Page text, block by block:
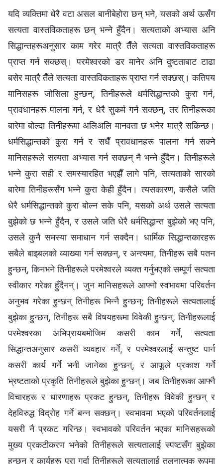
यदि व्यक्तिमा धेरै वटा असल बानीबेहोरा छन् भने, यसको अर्थ ऊसँग
सत्यता वास्तविकताहरू छन् भन्‍ने हुँदैन। सत्यताको अभ्यास अनि
सिद्धान्तहरूअनुसार काम गरेर मात्रै तैँले सत्यता वास्तविकताहरू
प्राप्त गर्न सक्छस्। परमेश्‍वरको डर मानेर अनि दुष्टताबाट टाढा
बसेर मात्रै तैँले सत्यता वास्तविकताहरू प्राप्त गर्न सक्छस्। कतिपय
मानिसहरू जोसिला हुन्छन्, तिनीहरूले धर्मसिद्धान्तको कुरा गर्न,
प्रावधानहरू पालना गर्न, र धेरै सुकर्म गर्न सक्छन्, तर तिनीहरूका
बारेमा बोल्दा तिनीहरूमा अलिअलि मानवता छ भनेर मात्रै सकिन्छ।
धर्मसिद्धान्तको कुरा गर्न र सधैँ प्रावधानहरू पालना गर्न सक्‍ने
मानिसहरूले सत्यता अभ्यास गर्न सक्छन् नै भन्‍ने हुँदैन। तिनीहरूले
भन्‍ने कुरा सही र समस्यारहित भएझैँ लागे पनि, सत्यताको सारको
बारेमा तिनीहरूसँग भन्‍ने कुरा केही हुँदैन। त्यसकारण, कसैले जति
धेरै धर्मसिद्धान्तको कुरा बोल्‍न सके पनि, यसको अर्थ उसले सत्यता
बुझेको छ भन्‍ने हुँदैन, र उसले जति धेरै धर्मसिद्धान्त बुझेको भए पनि,
उसले कुनै समस्या समाधान गर्न सक्दैन। धार्मिक सिद्धान्तकारहरू
सबैले बाइबलको व्याख्या गर्न सक्छन्, र अन्त्यमा, तिनीहरू सबै पतन
हुन्छन्, किनभने तिनीहरूले परमेश्‍वरले व्यक्त गर्नुभएको सम्पूर्ण सत्यता
स्वीकार गरेका हुँदैनन्। जुन मानिसहरूले आफ्नो स्वभावमा परिवर्तन
अनुभव गरेका हुन्छन् तिनीहरू भिन्नै हुन्छन्; तिनीहरूले सत्यतालाई
बुझेका हुन्छन्, तिनीहरू सबै विषयहरूमा विवेकी हुन्छन्, तिनीहरूलाई
परमेश्‍वरका अभिप्रायबमोजिम कसरी काम गर्ने, सत्यता
सिद्धान्तअनुसार कसरी व्यवहार गर्ने, र परमेश्‍वरलाई सन्तुष्ट पार्न
कसरी कार्य गर्ने भनी जानेका हुन्छन्, र आफूले प्रकाश गर्ने
भ्रष्टताको प्रकृति तिनीहरूले बुझेका हुन्छन्। जब तिनीहरूका आफ्नै
विचारहरू र धारणाहरू प्रकट हुन्छन्, तिनीहरू विवेकी हुन्छन् र
देहविरुद्ध विद्रोह गर्ने बन्‍न सक्छन्। स्वभावमा भएको परिवर्तनलाई
यसरी नै प्रकट गरिन्छ। स्वभावको परिवर्तन भएका मानिसहरूको
मुख्य प्रकटीकरण भनेको तिनीहरूले सत्यतालाई स्पष्टसँग बुझेका
हुन्छन् र कार्यहरू पूरा गर्दा तिनीहरूले सत्यतालाई तुलनात्मक रूपमा